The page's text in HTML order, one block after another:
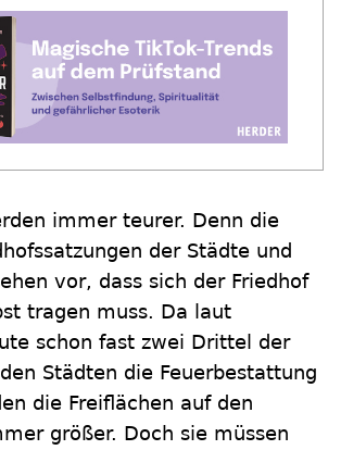
immer teurer. Denn die
der Städte und
vor, dass sich der Friedhof
tragen muss. Da laut
schon fast zwei Drittel der
Städten die Feuerbestattung
die Freiflächen auf den
größer. Doch sie müssen